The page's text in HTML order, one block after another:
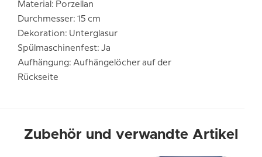
Material: Porzellan
Durchmesser: 15 cm
Dekoration: Unterglasur
Spülmaschinenfest: Ja
Aufhängung: Aufhängelöcher auf der
Rückseite
Zubehör und verwandte Artikel